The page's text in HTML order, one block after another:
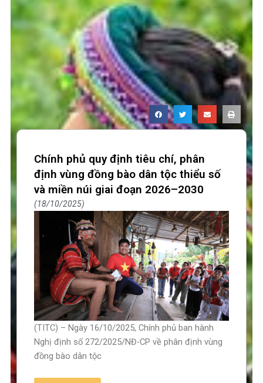
Chính phủ quy định tiêu chí, phân
định vùng đồng bào dân tộc thiểu số
và miền núi giai đoạn 2026–2030
18/10/2025
(TITC) – Ngày 16/10/2025, Chính phủ ban hành
Nghị định số 272/2025/NĐ-CP về phân định vùng
đồng bào dân tộc